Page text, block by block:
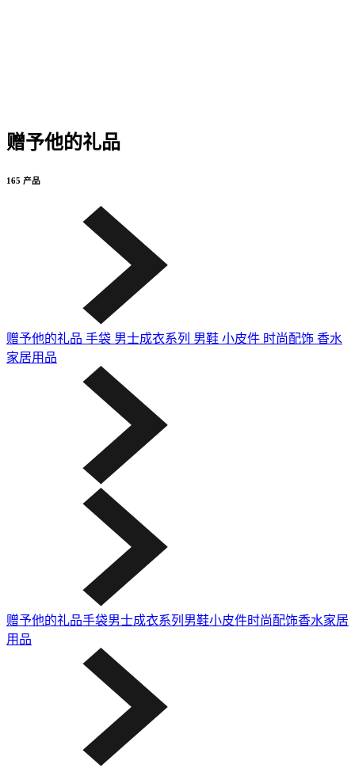
赠予他的礼品
165 产品
赠予他的礼品 手袋 男士成衣系列 男鞋 小皮件 时尚配饰 香水
家居用品
赠予他的礼品手袋男士成衣系列 男鞋小皮件时尚配饰香水家居
用品